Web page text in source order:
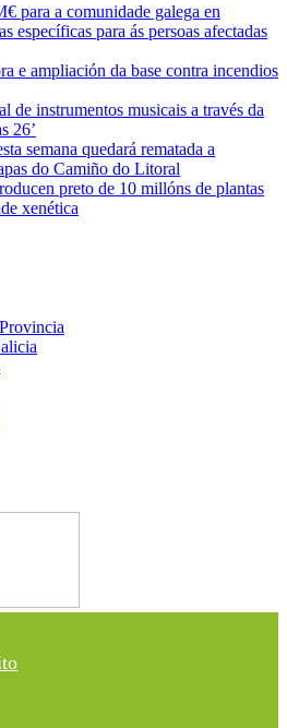
para a comunidade galega en
específicas para ás persoas afectadas
e ampliación da base contra incendios
de instrumentos musicais a través da
26’
semana quedará rematada a
do Camiño do Litoral
preto de 10 millóns de plantas
xenética